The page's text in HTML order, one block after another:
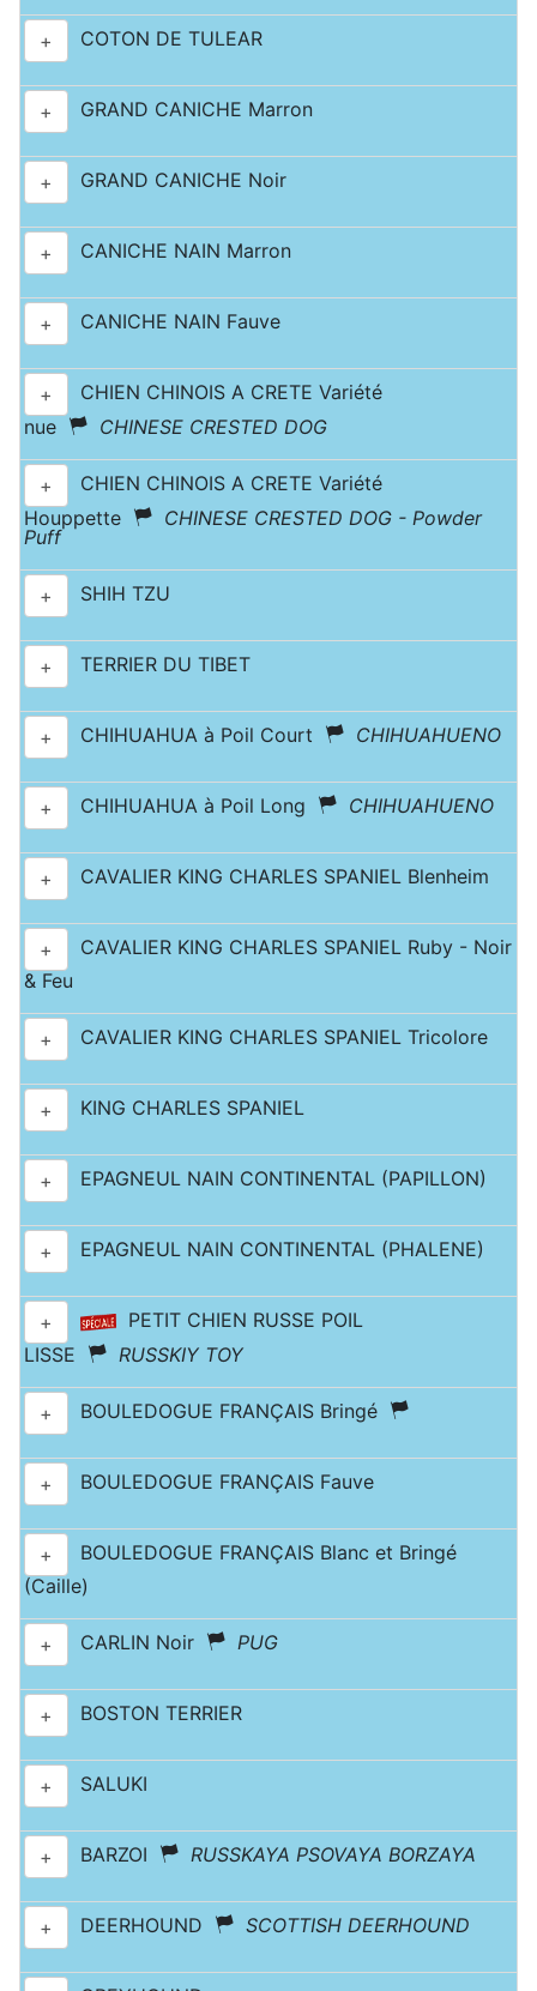
+ COTON DE TULEAR
+ GRAND CANICHE Marron
+ GRAND CANICHE Noir
+ CANICHE NAIN Marron
+ CANICHE NAIN Fauve
+
CHIEN CHINOIS A CRETE Variété
nue
CHINESE CRESTED DOG
+
CHIEN CHINOIS A CRETE Variété
Houppette
CHINESE CRESTED DOG - Powder
Puff
+ SHIH TZU
+ TERRIER DU TIBET
+ CHIHUAHUA à Poil Court CHIHUAHUENO
+ CHIHUAHUA à Poil Long CHIHUAHUENO
+ CAVALIER KING CHARLES SPANIEL Blenheim
+
CAVALIER KING CHARLES SPANIEL Ruby - Noir
& Feu
+ CAVALIER KING CHARLES SPANIEL Tricolore
+ KING CHARLES SPANIEL
+ EPAGNEUL NAIN CONTINENTAL (PAPILLON)
+ EPAGNEUL NAIN CONTINENTAL (PHALENE)
+
PETIT CHIEN RUSSE POIL
LISSE
RUSSKIY TOY
+ BOULEDOGUE FRANÇAIS Bringé
+ BOULEDOGUE FRANÇAIS Fauve
+
BOULEDOGUE FRANÇAIS Blanc et Bringé
(Caille)
+ CARLIN Noir PUG
+ BOSTON TERRIER
+ SALUKI
+ BARZOI RUSSKAYA PSOVAYA BORZAYA
+ DEERHOUND SCOTTISH DEERHOUND